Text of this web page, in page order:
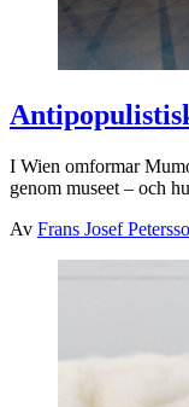
I Wien omformar
genom museet – och
Av Frans Josef